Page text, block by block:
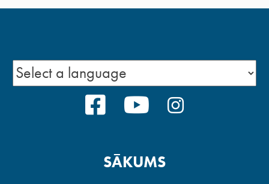
FACEBOOKYOUTUBE
SĀKUMS